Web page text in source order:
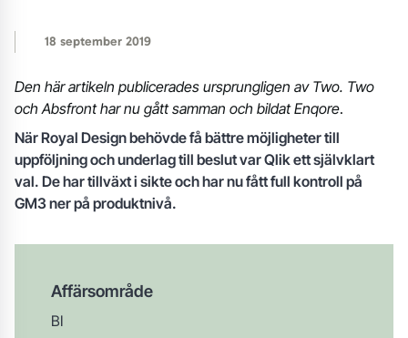
18 september 2019
Den här artikeln publicerades ursprungligen av Two. Two
och Absfront har nu gått samman och bildat Enqore.
När Royal Design behövde få bättre möjligheter till
uppföljning och underlag till beslut var Qlik ett självklart
val. De har tillväxt i sikte och har nu fått full kontroll på
GM3 ner på produktnivå.
Affärsområde
BI